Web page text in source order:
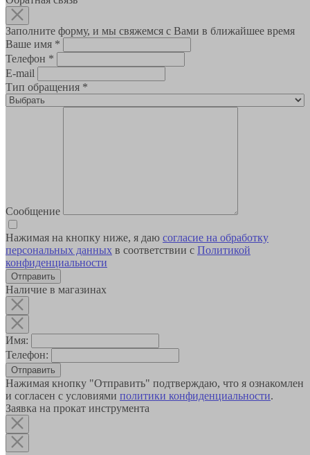
Заполните форму, и мы свяжемся с Вами в ближайшее время
Ваше имя *
Телефон *
E-mail
Тип обращения *
Сообщение
Нажимая на кнопку ниже, я даю согласие на обработку
персональных данных в соответствии с Политикой
конфиденциальности
Наличие в магазинах
Имя:
Телефон:
Отправить
Нажимая кнопку "Отправить" подтверждаю, что я ознакомлен
и согласен с условиями политики конфиденциальности.
Заявка на прокат инструмента